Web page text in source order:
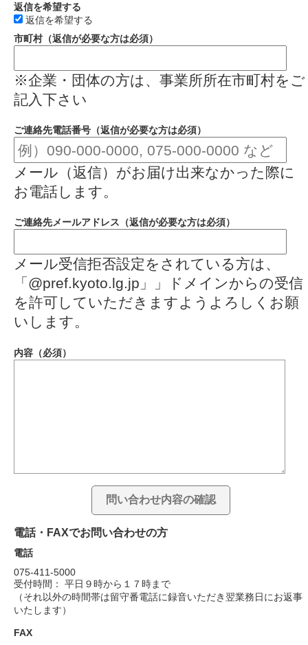
返信を希望する
返信を希望する
市町村（返信が必要な方は必須）
※企業・団体の方は、事業所所在市町村をご
記入下さい
ご連絡先電話番号（返信が必要な方は必須）
メール（返信）がお届け出来なかった際に
お電話します。
ご連絡先メールアドレス（返信が必要な方は必須）
メール受信拒否設定をされている方は、
「@pref.kyoto.lg.jp」」ドメインからの受信
を許可していただきますようよろしくお願
いします。
内容（必須）
電話・FAXでお問い合わせの方
電話
075-411-5000
受付時間： 平日９時から１７時まで
（それ以外の時間帯は留守番電話に録音いただき翌業務日にお返事
いたします）
FAX